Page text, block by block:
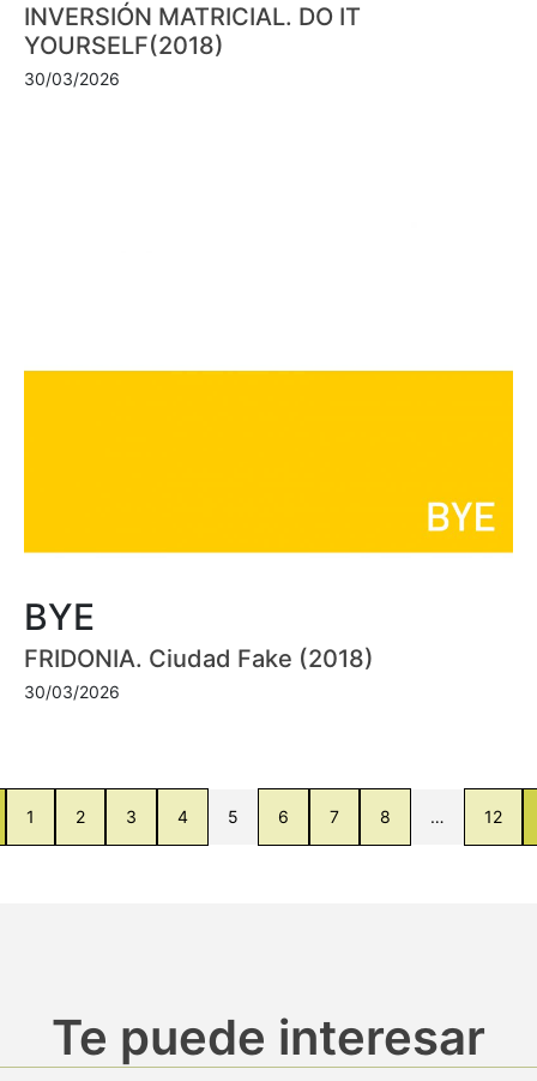
INVERSIÓN MATRICIAL. DO IT
YOURSELF(2018)
30/03/2026
BYE
FRIDONIA. Ciudad Fake (2018)
30/03/2026
1 2 3 4 5 6 7 8 … 12
Te puede interesar